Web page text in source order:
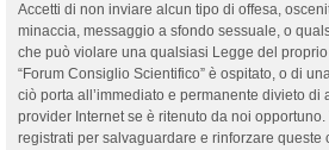
Accetti di non inviare alcun tipo di offesa,
minaccia, messaggio a sfondo sessuale, o
che può violare una qualsiasi Legge del
“Forum Consiglio Scientifico” è ospitato, o di
ciò porta all’immediato e permanente divieto di
provider Internet se è ritenuto da noi
registrati per salvaguardare e rinforzare queste